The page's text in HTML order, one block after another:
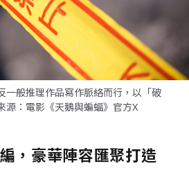
一般推理作品寫作脈絡而行，以「破
源：電影《天鵝與蝙蝠》官方X
，豪華陣容匯聚打造